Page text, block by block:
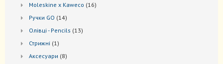
Moleskine x Kaweco 1616
Ручки GO 1414
Oлівці - Pencils 1313
Стрижні 11
Аксесуари 88